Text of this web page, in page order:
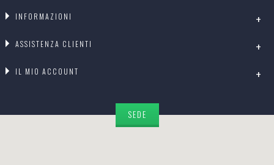
INFORMAZIONI
ASSISTENZA CLIENTI
IL MIO ACCOUNT
SEDE